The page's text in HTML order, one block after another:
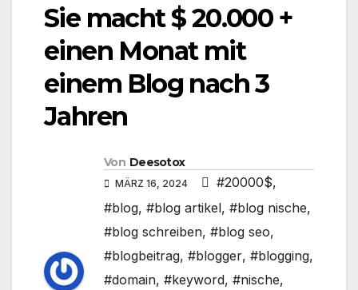
Sie macht $ 20.000 +
einen Monat mit
einem Blog nach 3
Jahren
Von Deesotox
MÄRZ 16, 2024 #20000$,
#blog, #blog artikel, #blog nische,
#blog schreiben, #blog seo,
#blogbeitrag, #blogger, #blogging,
#domain, #keyword, #nische,